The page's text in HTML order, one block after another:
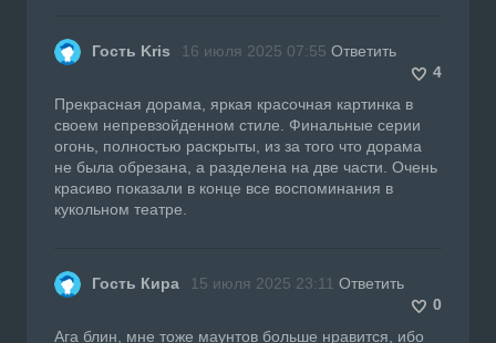
Гость Kris 16 июля 2025 07:55 Ответить
4
Прекрасная дорама, яркая красочная картинка в
своем непревзойденном стиле. Финальные серии
огонь, полностью раскрыты, из за того что дорама
не была обрезана, а разделена на две части. Очень
красиво показали в конце все воспоминания в
кукольном театре.
Гость Кира 15 июля 2025 23:11 Ответить
0
Ага блин, мне тоже маунтов больше нравится, ибо